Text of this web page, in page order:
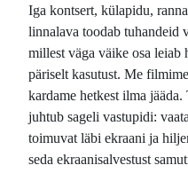
Iga kontsert, külapidu,
linnalava toodab tuhandeid
millest väga väike osa leiab
päriselt kasutust. Me
kardame hetkest ilma
juhtub sageli vastupidi:
toimuvat läbi ekraani ja
seda ekraanisalvestust